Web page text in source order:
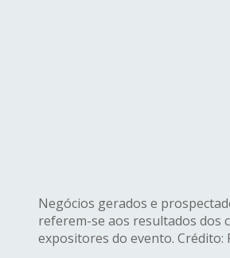
Negócios gerados e
referem-se aos resultados dos
expositores do evento. Crédito: